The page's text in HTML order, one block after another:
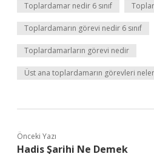
Toplardamar nedir 6 sınıf
Toplardamarın görevi nedir 6 sınıf
Toplardamarların görevi nedir
Üst ana toplardamarın görevleri
Önceki Yazı
Hadis Şarihi Ne Demek